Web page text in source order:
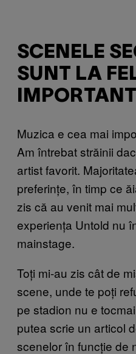
SCENELE
SUNT LA
Muzica e cea mai
Am întrebat străinii
artist favorit.
preferințe, în timp ce
zis că au venit mai
experiența Untold nu
mainstage.
Toți mi-au zis cât de
scene, unde te poți
pe stadion nu e
putea scrie un articol
scenelor în funcție de